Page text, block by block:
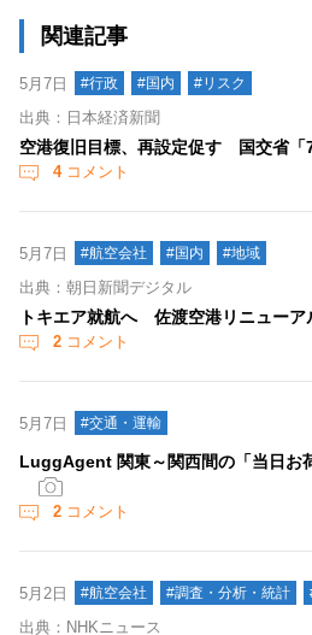
関連記事
5月7日 #行政 #国内 #リスク
出典：日本経済新聞
空港復旧目標、再設定促す 国交省「
4コメント
5月7日 #航空会社 #国内 #地域
出典：朝日新聞デジタル
トキエア就航へ 佐渡空港リニューア
2 コメント
5月7日 #交通・運輸
LuggAgent 関東～関西間の「当日お
2 コメント
5月2日 #航空会社 #調査・分析・統計
出典：NHKニュース